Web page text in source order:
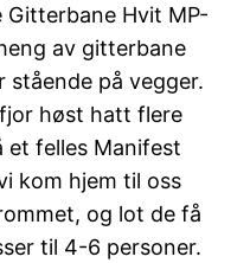
Gitterbane Hvit MP-
av gitterbane
på vegger.
høst hatt flere
et felles Manifest
kom hjem til oss
og lot de få
til 4-6 personer.